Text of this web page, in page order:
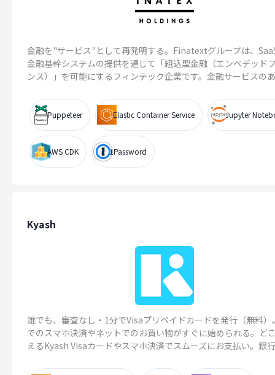
金融を"サービス"として再発明する。Finatextグループは、
金融基幹システムの提供を通じて「組込型金融（エンベデッド
ンス）」を可能にするフィンテック企業です。金融サービスの
Puppeteer Elastic Container Service Jupyter
AWS CDK 1Password
Kyash
誰でも、審査なし・1分でVisaプリペイドカードを発行（無料）
でのスマホ決済やネットでのお買い物がすぐに始められる。ど
えるKyash Visaカードやスマホ決済でスムーズにお支払い。銀